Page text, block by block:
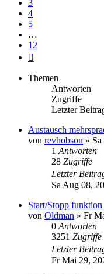
3
4
5
…
12
Themen
Antworten
Zugriffe
Letzter
Austausch
von revhobson »
1 Antworten
28 Zugriffe
Letzter
Sa Aug 08,
Start/Stopp
von Oldman » Fr
0 Antworten
3251 Zugriffe
Letzter
Fr Mai 29,